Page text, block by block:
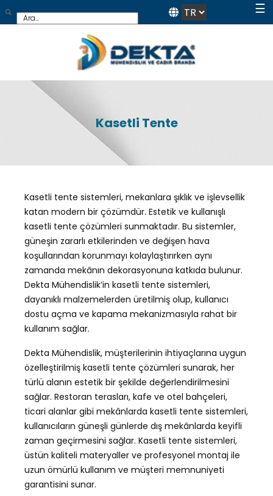
☰
Kasetli Tente
Kasetli tente sistemleri, mekanlara şıklık ve işlevsellik
katan modern bir çözümdür. Estetik ve kullanışlı
kasetli tente çözümleri sunmaktadır. Bu sistemler,
güneşin zararlı etkilerinden ve değişen hava
koşullarından korunmayı kolaylaştırırken aynı
zamanda mekânın dekorasyonuna katkıda bulunur.
Dekta Mühendislik’in kasetli tente sistemleri,
dayanıklı malzemelerden üretilmiş olup, kullanıcı
dostu açma ve kapama mekanizmasıyla rahat bir
kullanım sağlar.
Dekta Mühendislik, müşterilerinin ihtiyaçlarına uygun
özelleştirilmiş kasetli tente çözümleri sunarak, her
türlü alanın estetik bir şekilde değerlendirilmesini
sağlar. Restoran terasları, kafe ve otel bahçeleri,
ticari alanlar gibi mekânlarda kasetli tente sistemleri,
kullanıcıların güneşli günlerde dış mekânlarda keyifli
zaman geçirmesini sağlar. Kasetli tente sistemleri,
üstün kaliteli materyaller ve profesyonel montaj ile
uzun ömürlü kullanım ve müşteri memnuniyeti
garantisini sunar.